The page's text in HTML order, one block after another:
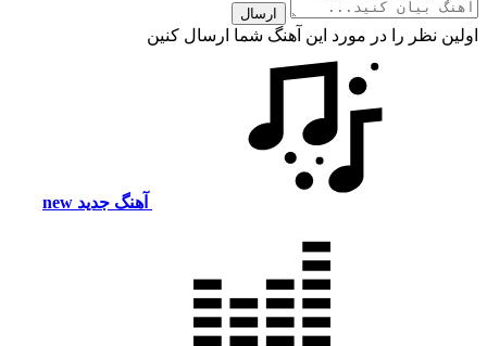
ارسال
نظر را در مورد این آهنگ شما ارسال کنین
آهنگ جدید new